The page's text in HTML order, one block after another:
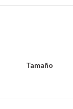
Tamaño